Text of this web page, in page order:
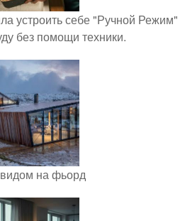
устроить себе "Ручной Режим"
без помощи техники.
на фьорд